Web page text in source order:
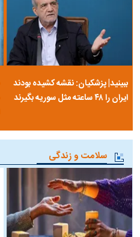
ببینید| پزشکیان: نقشه کشیده بودند
ایران را ۴۸ ساعته مثل سوریه بگیرند
سلامت و زندگی